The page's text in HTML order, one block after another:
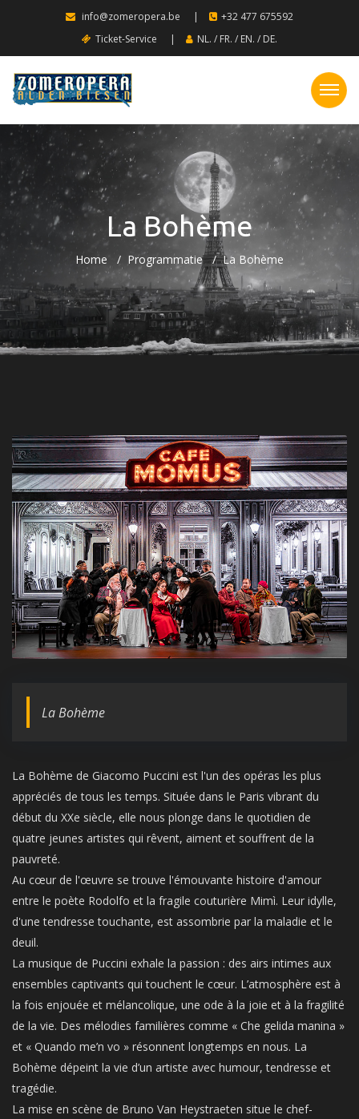
info@zomeropera.be |
+32 477 675592
Ticket-Service
| NL. / FR. / EN. / DE.
La Bohème
Home Programmatie La Bohème
La Bohème
La Bohème de Giacomo Puccini est l'un des opéras les plus
appréciés de tous les temps. Située dans le Paris vibrant du
début du XXe siècle, elle nous plonge dans le quotidien de
quatre jeunes artistes qui rêvent, aiment et souffrent de la
pauvreté.
Au cœur de l'œuvre se trouve l'émouvante histoire d'amour
entre le poète Rodolfo et la fragile couturière Mimì. Leur idylle,
d'une tendresse touchante, est assombrie par la maladie et le
deuil.
La musique de Puccini exhale la passion : des airs intimes aux
ensembles captivants qui touchent le cœur. L’atmosphère est à
la fois enjouée et mélancolique, une ode à la joie et à la fragilité
de la vie. Des mélodies familières comme « Che gelida manina »
et « Quando me’n vo » résonnent longtemps en nous. La
Bohème dépeint la vie d’un artiste avec humour, tendresse et
tragédie.
La mise en scène de Bruno Van Heystraeten situe le chef-